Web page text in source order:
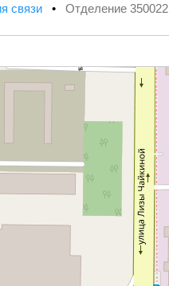
связи • Отделение 350022